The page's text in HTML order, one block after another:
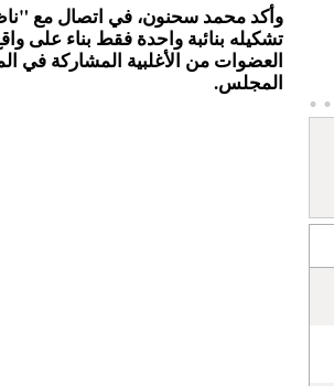
وأكد محمد سحنون، في اتصال مع
تشكيله بنائبة واحدة فقط بناء
العضوات من الأغلبية المشاركة في
المجلس.